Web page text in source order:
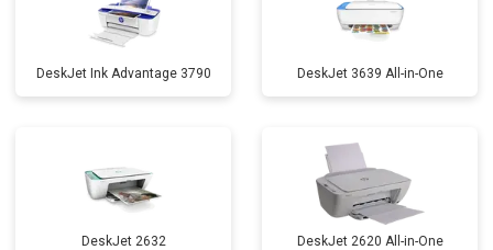
DeskJet Ink Advantage 3790 DeskJet 3639 All-in-One
DeskJet 2632 DeskJet 2620 All-in-One